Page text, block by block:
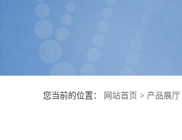
您当前的位置： 网站首页 > 产品展厅